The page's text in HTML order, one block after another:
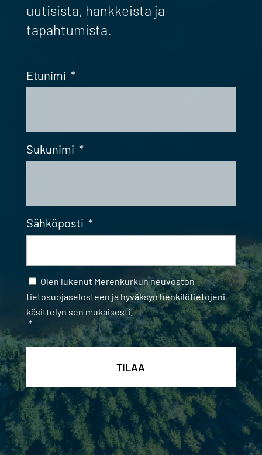
uutisista, hankkeista ja
tapahtumista.
Etunimi *
Sukunimi *
Sähköposti *
Samtycke *
Olen lukenut Merenkurkun neuvoston
tietosuojaselosteen ja hyväksyn henkilötietojeni
käsittelyn sen mukaisesti.
*